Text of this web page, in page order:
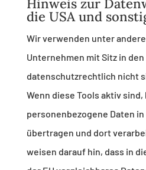
Hinweis zur
die USA und
Wir verwenden unter
Unternehmen mit Sitz in
datenschutzrechtlich nicht
Wenn diese Tools aktiv sind,
personenbezogene Daten
übertragen und dort
weisen darauf hin, dass in